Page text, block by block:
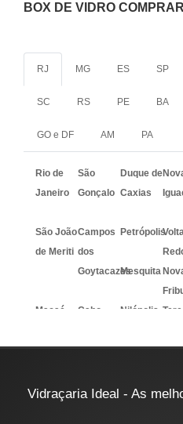
BOX DE VIDRO
RJ MG ES SP
SC RS PE BA
GO e DF AM PA
Rio de
Janeiro
São
Gonçalo
Duque de
Caxias
São João
de Meriti
Campos
dos
Goytacazes
Petrópolis
Mesquita
Macaé
Cabo
Nilópolis
Vidraçaria Ideal - As